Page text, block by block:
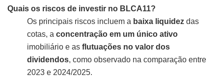
Quais os riscos de investir no BLCA11?
Os principais riscos incluem a baixa liquidez das
cotas, a concentração em um único ativo
imobiliário e as flutuações no valor dos
dividendos, como observado na comparação entre
2023 e 2024/2025.